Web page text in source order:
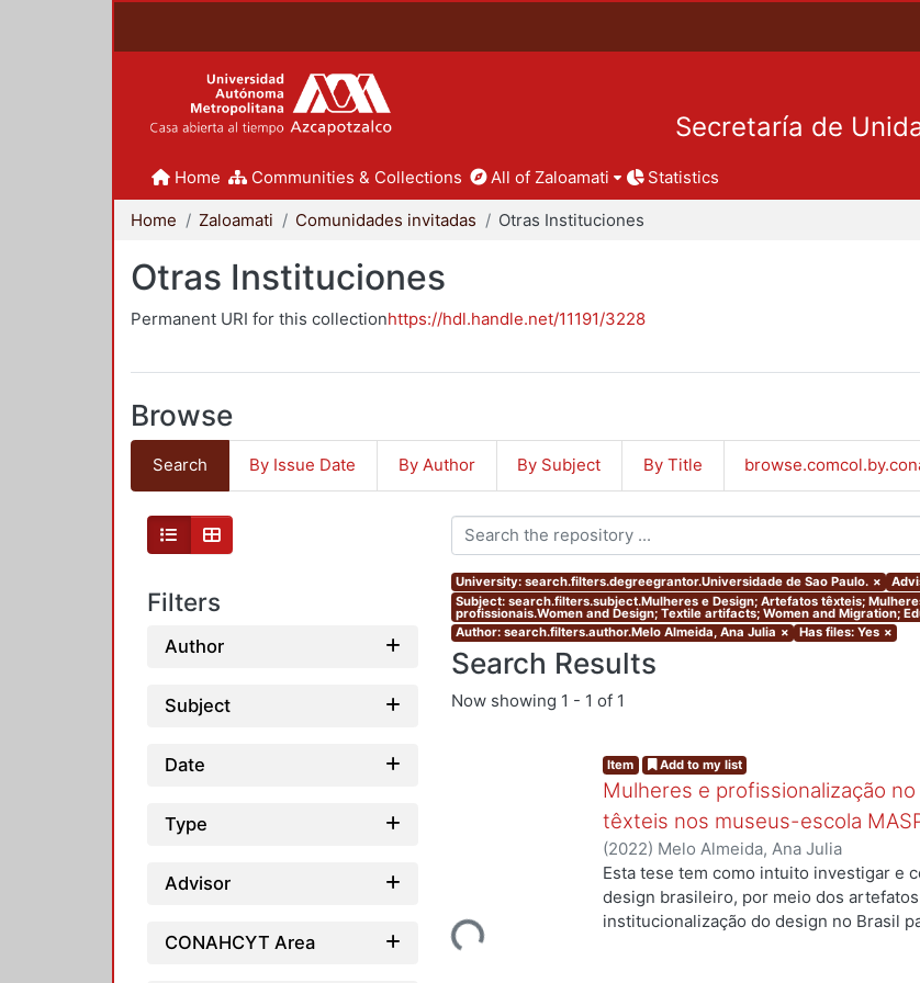
Secretaría de
Home Communities & Collections All of Zaloamati Statistics
Home Zaloamati Comunidades invitadas Otras Instituciones
Otras Instituciones
Permanent URI for this collectionhttps://hdl.handle.net/11191/3228
Browse
Search By Issue Date By Author By Subject By Title
Filters
Author
Subject
Date
Type
Advisor
CONAHCYT Area
University: search.filters.degreegrantor.Universidade de Sao Paulo. ×
Subject: search.filters.subject.Mulheres e Design; Artefatos têxteis;
profissionais.Women and Design; Textile artifacts; Women and Migration;
Author: search.filters.author.Melo Almeida, Ana Julia × Has files: Yes ×
Search Results
Now showing 1 - 1 of 1
Loading...
Item Add to my list
Mulheres e profissionalização
têxteis nos museus-escola
(2022) Melo Almeida, Ana Julia
Esta tese tem como intuito investigar e
design brasileiro, por meio dos
institucionalização do design no Brasil